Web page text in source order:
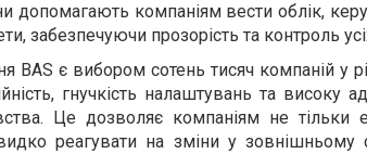
допомагають компаніям вести облік,
забезпечуючи прозорість та контроль
BAS є вибором сотень тисяч компаній у
гнучкість налаштувань та високу
Це дозволяє компаніям не тільки
реагувати на зміни у зовнішньому